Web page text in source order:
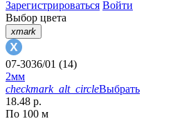
Зарегистрироваться Войти
Выбор цвета
xmark
07-3036/01 (14)
2мм
checkmark_alt_circleВыбрать
18.48 р.
По 100 м